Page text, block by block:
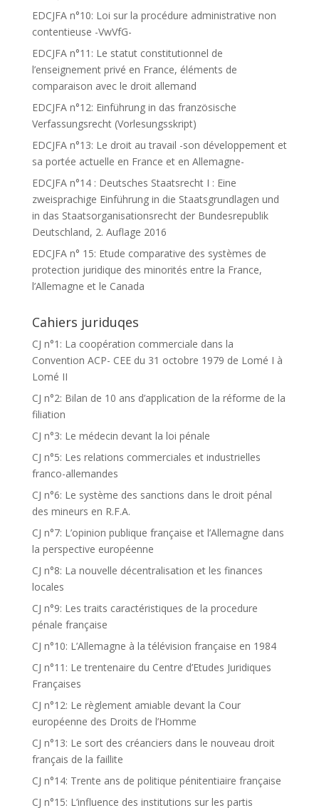
EDCJFA n°10: Loi sur la procédure administrative non
contentieuse -VwVfG-
EDCJFA n°11: Le statut constitutionnel de
l’enseignement privé en France, éléments de
comparaison avec le droit allemand
EDCJFA n°12: Einführung in das französische
Verfassungsrecht (Vorlesungsskript)
EDCJFA n°13: Le droit au travail -son développement et
sa portée actuelle en France et en Allemagne-
EDCJFA n°14 : Deutsches Staatsrecht I : Eine
zweisprachige Einführung in die Staatsgrundlagen und
in das Staatsorganisationsrecht der Bundesrepublik
Deutschland, 2. Auflage 2016
EDCJFA n° 15: Etude comparative des systèmes de
protection juridique des minorités entre la France,
l’Allemagne et le Canada
Cahiers juriduqes
CJ n°1: La coopération commerciale dans la
Convention ACP- CEE du 31 octobre 1979 de Lomé I à
Lomé II
CJ n°2: Bilan de 10 ans d’application de la réforme de la
filiation
CJ n°3: Le médecin devant la loi pénale
CJ n°5: Les relations commerciales et industrielles
franco-allemandes
CJ n°6: Le système des sanctions dans le droit pénal
des mineurs en R.F.A.
CJ n°7: L’opinion publique française et l’Allemagne dans
la perspective européenne
CJ n°8: La nouvelle décentralisation et les finances
locales
CJ n°9: Les traits caractéristiques de la procedure
pénale française
CJ n°10: L’Allemagne à la télévision française en 1984
CJ n°11: Le trentenaire du Centre d’Etudes Juridiques
Françaises
CJ n°12: Le règlement amiable devant la Cour
européenne des Droits de l’Homme
CJ n°13: Le sort des créanciers dans le nouveau droit
français de la faillite
CJ n°14: Trente ans de politique pénitentiaire française
CJ n°15: L’influence des institutions sur les partis